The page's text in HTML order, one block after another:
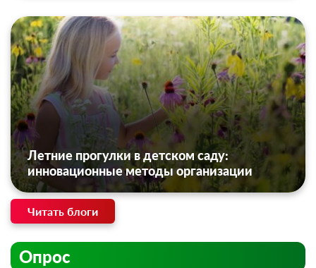
Летние прогулки в детском саду:
инновационные методы организации
Читать блоги
Опрос